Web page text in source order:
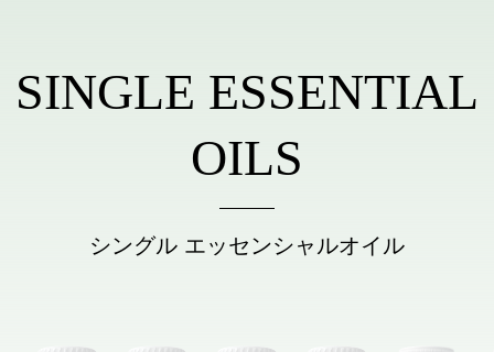
SINGLE ESSENTIAL
OILS
シングル エッセンシャルオイル